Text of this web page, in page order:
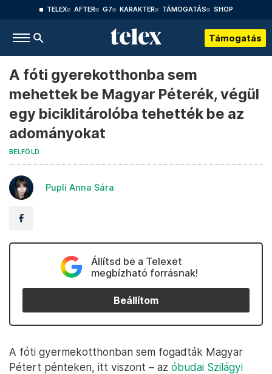
TELEX AFTER G7 KARAKTER TÁMOGATÁS SHOP
Támogatás
A fóti gyerekotthonba sem
mehettek be Magyar Péterék, végül
egy biciklitárolóba tehették be az
adományokat
BELFÖLD
Pupli Anna Sára
Állítsd be a Telexet
megbízható forrásnak!
Beállítom
A fóti gyermekotthonban sem fogadták Magyar
Pétert pénteken, itt viszont – az óbudai Szilágyi